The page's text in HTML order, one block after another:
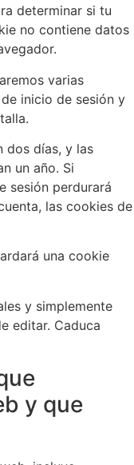
determinar si tu
no contiene datos
varias
inicio de sesión y
dos días, y las
un año. Si
sesión perdurará
las cookies de
una cookie
y simplemente
editar. Caduca
y que